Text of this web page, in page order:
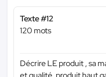
Texte #12
120 mots
Décrire LE produit , sa